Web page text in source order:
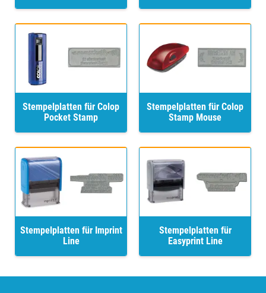
Stempelplatten für Colop
Pocket Stamp
Stempelplatten für Colop
Stamp Mouse
Stempelplatten für Imprint
Line
Stempelplatten für
Easyprint Line